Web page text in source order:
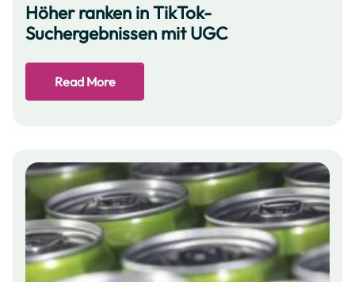
Höher ranken in TikTok-
Suchergebnissen mit UGC
Read More